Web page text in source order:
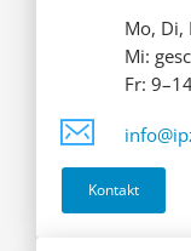
Mo, Di,
Mi:
Fr:
Kontakt